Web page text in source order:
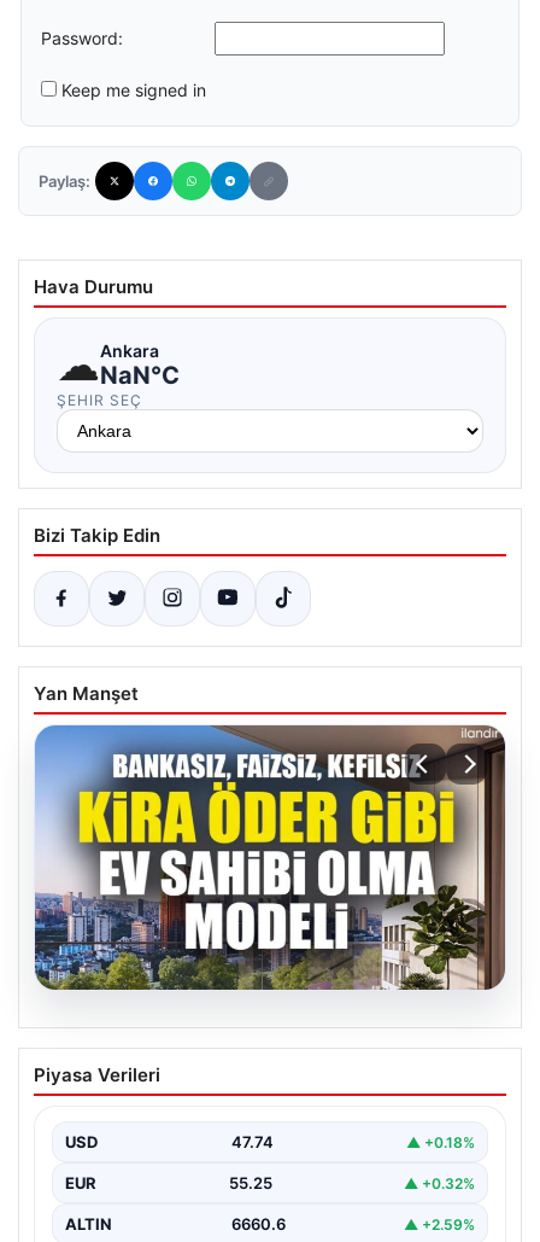
Password:
Keep me signed in
Paylaş:
Hava Durumu
☁Ankara
NaN°C
ŞEHIR SEÇ
Bizi Takip Edin
Yan Manşet
07.08.2026
DAP Yapı’dan bir ilk! Emlak Konut
güvencesi Dap vizyonuyla kendi
{"title": "DAP Yapı’dan Bir İlk: Güvence ve Vizyonla Kendi
Piyasa Verileri
USD 47.74 ▲ +0.18%
EUR 55.25 ▲ +0.32%
ALTIN 6660.6 ▲ +2.59%